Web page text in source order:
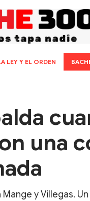
LEY Y EL ORDEN
una
y Villegas.